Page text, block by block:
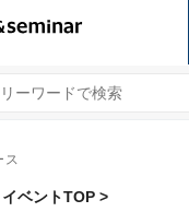
ス
イベントTOP >